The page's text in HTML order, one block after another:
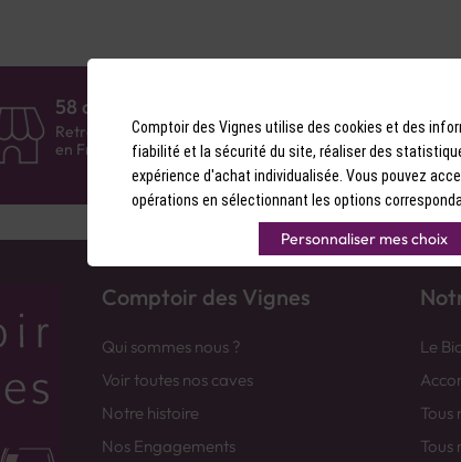
58 caves en France
Retrouvez le réseau Comptoir des Vignes partout
en France !
Comptoir des Vignes
Qui sommes nous ?
Voir toutes nos caves
Notre histoire
Nos Engagements
Le
Tous
Tous
Comptoir des Vignes utilise des cookies et des
fiabilité et la sécurité du site, réaliser des
expérience d'achat individualisée. Vous pouvez
opérations en sélectionnant les options
Personnaliser mes choix